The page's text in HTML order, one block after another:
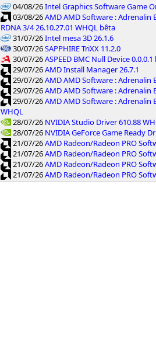
04/08/26Intel Graphics Software Game
03/08/26AMD AMD Software :
RDNA 3/4 26.10.27.01 WHQL bêta
31/07/26Intel mesa 3D 26.1.6
30/07/26SAPPHIRE TriXX 11.2.0
30/07/26ASPEED BMC Null Device
29/07/26AMD Install Manager 26.7.1
29/07/26AMD AMD Software : Adrenalin
29/07/26AMD AMD Software : Adrenalin
29/07/26AMD AMD Software : Adrenalin
WHQL
28/07/26 NVIDIA Studio Driver 610.88
28/07/26 NVIDIA GeForce Game Ready
21/07/26AMD Radeon/Radeon PRO
21/07/26AMD Radeon/Radeon PRO
21/07/26AMD Radeon/Radeon PRO
21/07/26AMD Radeon/Radeon PRO